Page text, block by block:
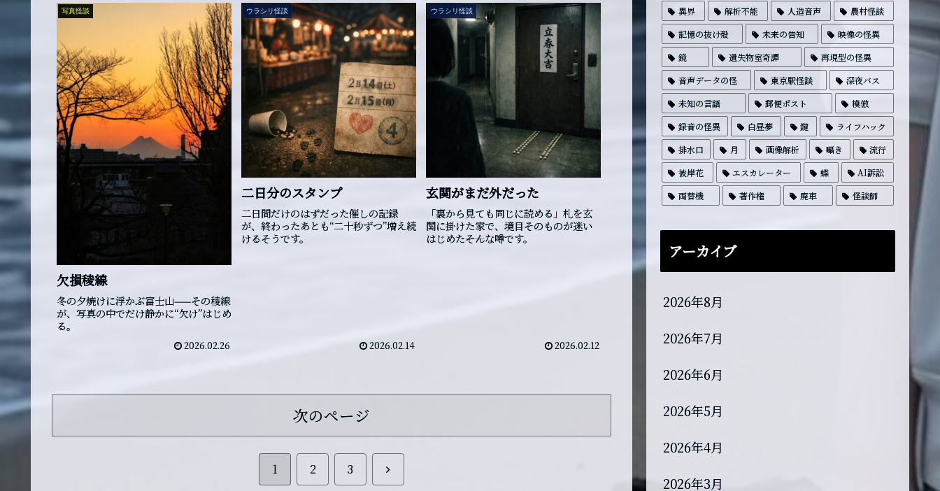
写真怪談
欠損稜線
冬の夕焼けに浮かぶ富士山——その稜線
が、写真の中でだけ静かに“欠け”はじめ
る。
2026.02.26
ウラシリ怪談
二日分のスタンプ
二日間だけのはずだった催しの記録
が、終わったあとも“二十秒ずつ”増え続
けるそうです。
2026.02.14
ウラシリ怪談
玄関がまだ外だった
「裏から見ても同じに読める」札を玄
関に掛けた家で、境目そのものが迷い
はじめた――そんな噂です。
2026.02.12
次のページ
1 2 3
次
異界
解析不能 人造音声
農村怪談
記憶の抜け殻
未来の告知
映像の怪異
鏡
遺失物室奇譚
再現型の怪異
音声データの怪
東京駅怪談
深夜バス
未知の言語
郵便ポスト
模倣
録音の怪異
白昼夢 鍵
ライフハック
排水口
月 画像解析 囁き
流行
彼岸花
エスカレーター 蝶
AI訴訟
両替機
著作権 廃車 怪談師
アーカイブ
2026年8月
2026年7月
2026年6月
2026年5月
2026年4月
2026年3月